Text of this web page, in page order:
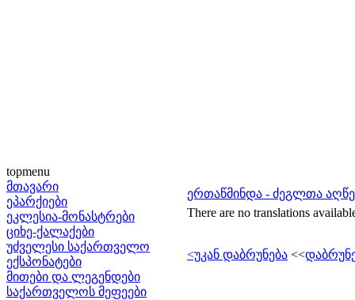
topmenu
მთავარი
ეპარქიები
ეკლესია-მონასტრები
ციხე-ქალაქები
უძველესი საქართველო
ექსპონატები
მითები და ლეგენდები
საქართველოს მეფეები
ერთაწმინდა - ძეგლთა
There are no translations
<უკან დაბრუნება <<